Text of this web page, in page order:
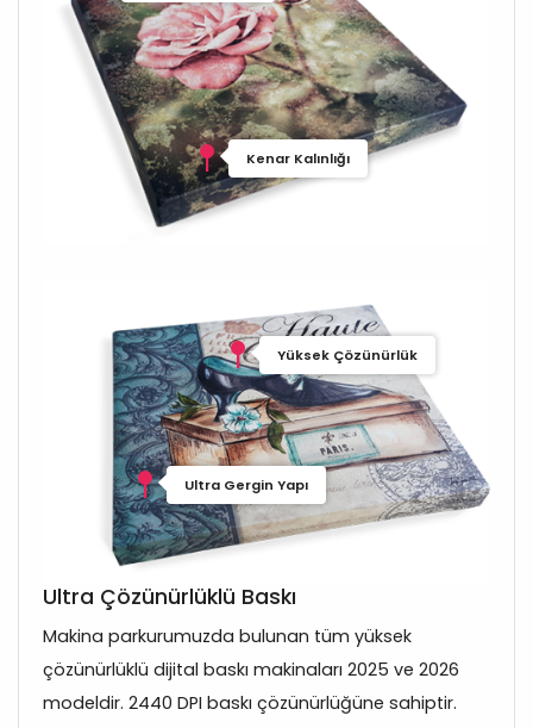
Kenar Kalınlığı
Yüksek Çözünürlük
Ultra Gergin Yapı
Ultra Çözünürlüklü Baskı
Makina parkurumuzda bulunan tüm yüksek
çözünürlüklü dijital baskı makinaları 2025 ve 2026
modeldir. 2440 DPI baskı çözünürlüğüne sahiptir.